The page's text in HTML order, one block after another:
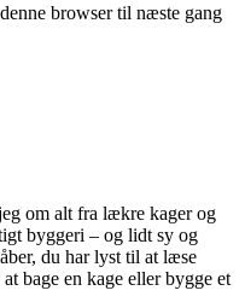
browser til næste gang
om alt fra lækre kager og
byggeri – og lidt sy og
du har lyst til at læse
bage en kage eller bygge et